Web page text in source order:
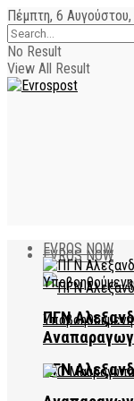
Πέμπτη, 6
No Result
View All Result
EVROS NOW
ΠΓΝ
EVROS NOW
ΠΓΝ